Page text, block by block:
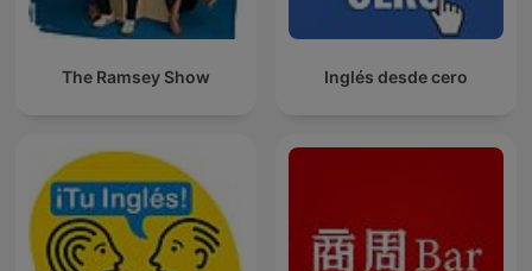
The Ramsey Show Inglés desde cero